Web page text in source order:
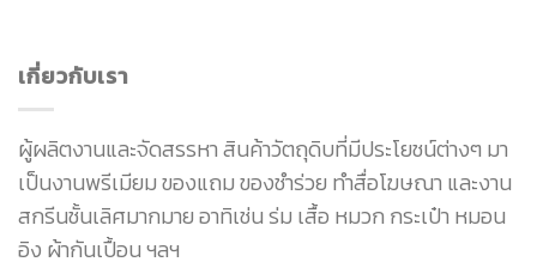
เกี่ยวกับเรา
ผู้ผลิตงานและจัดสรรหา สินค้าวัตถุดิบที่มีประโยชน์ต่างๆ มา
เป็นงานพรีเมียม ของแถม ของชำร่วย ทำสื่อโฆษณา และงาน
สกรีนชั้นเลิศมากมาย อาทิเช่น ร่ม เสื้อ หมวก กระเป๋า หมอน
อิง ผ้ากันเปื้อน ฯลฯ